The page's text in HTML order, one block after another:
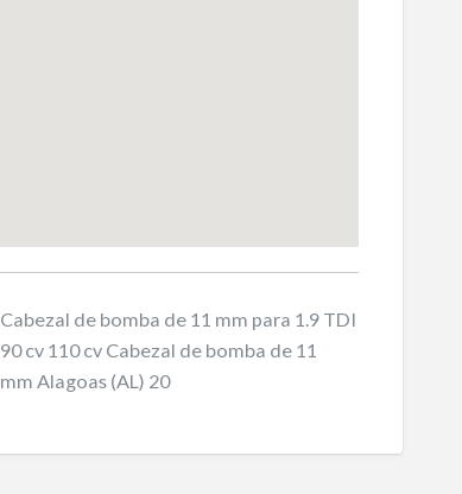
Cabezal de bomba de 11 mm para 1.9 TDI
90 cv 110 cv Cabezal de bomba de 11
mm Alagoas (AL) 20